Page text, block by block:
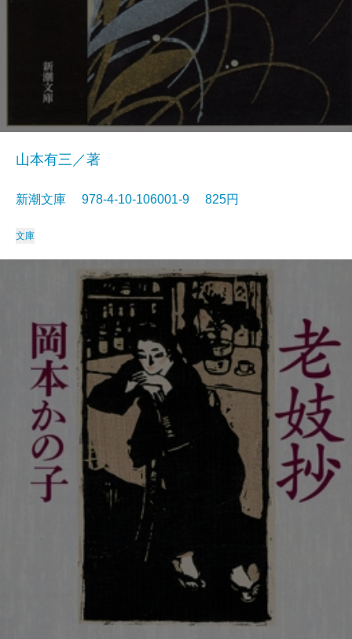
山本有三／著
新潮文庫 978-4-10-106001-9 825円
文庫